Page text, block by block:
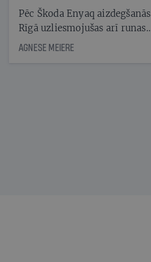
Pēc Škoda Enyaq aizdegšanās
Rīgā uzliesmojušas arī runas
par elektroauto drošību.
AGNESE MEIERE